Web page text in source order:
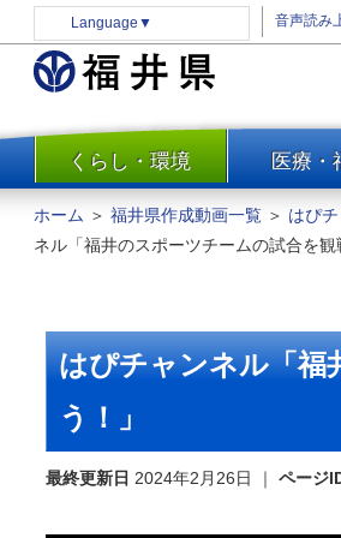
Language ▼ 音声読み
一覧
くらし・環境 医療・
防災
安全安心
住まい・土地
環境問題・廃棄物対策・リサ
イクル
まちづくり
交通・道路
ホーム ＞ 福井県作成動画一覧 ＞ はぴ
ネル「福井のスポーツチームの試合を
はぴチャンネル「福
う！」
最終更新日 2024年2月26日 ｜ ページ